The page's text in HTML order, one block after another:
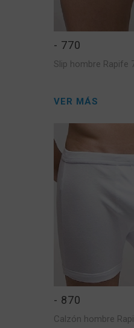
- 770
Slip hombre Rapife
VER MÁS
- 870
Calzón hombre